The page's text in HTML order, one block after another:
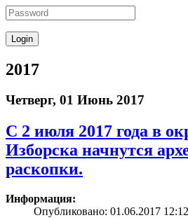
2017
Четверг, 01 Июнь 2017
С 2 июля 2017 года в
Изборска начнутся
раскопки.
Информация:
Опубликовано: 01.06.2017 12:12